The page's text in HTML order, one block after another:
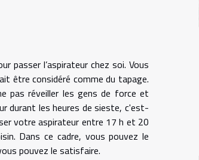
passer l’aspirateur chez soi. Vous
être considéré comme du tapage.
pas réveiller les gens de force et
durant les heures de sieste, c'est-
votre aspirateur entre 17 h et 20
Dans ce cadre, vous pouvez le
pouvez le satisfaire.